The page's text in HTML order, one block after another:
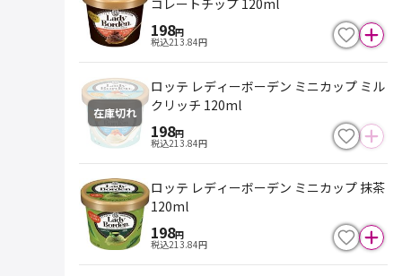
コレートチップ 120ml
198円
税込213.84円
在庫切れ
ロッテ レディーボーデン ミニカップ ミル
クリッチ 120ml
198円
税込213.84円
ロッテ レディーボーデン ミニカップ 抹茶
120ml
198円
税込213.84円